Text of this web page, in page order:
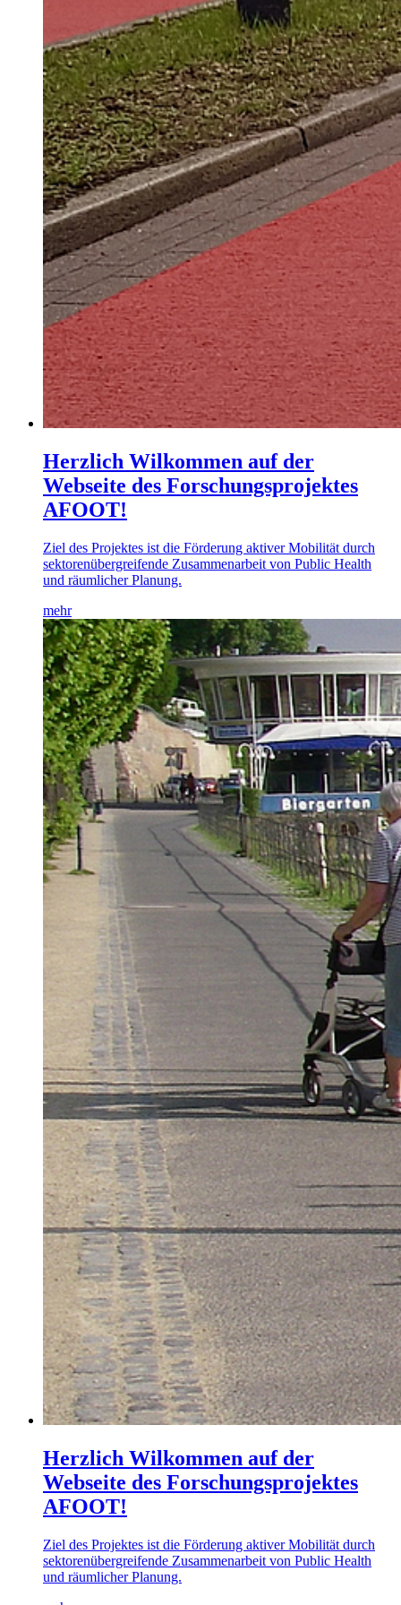
Herzlich Wilkommen auf der
Webseite des Forschungsprojektes
AFOOT!
Ziel des Projektes ist die Förderung aktiver Mobilität durch
sektorenübergreifende Zusammenarbeit von Public Health
und räumlicher Planung.
mehr
Herzlich Wilkommen auf der
Webseite des Forschungsprojektes
AFOOT!
Ziel des Projektes ist die Förderung aktiver Mobilität durch
sektorenübergreifende Zusammenarbeit von Public Health
und räumlicher Planung.